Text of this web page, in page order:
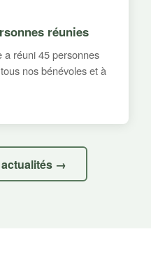
réunies
a réuni 45 personnes
nos bénévoles et à
→